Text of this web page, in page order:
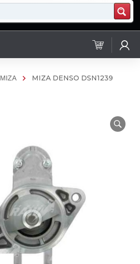
ΜΙΖΑ MIZA DENSO DSN1239